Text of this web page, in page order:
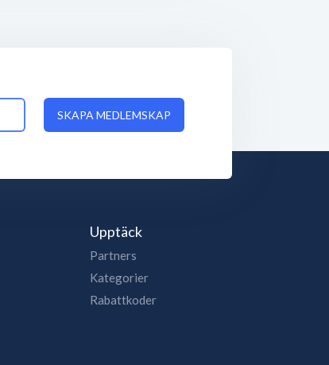
SKAPA MEDLEMSKAP
Upptäck
Partners
Kategorier
Rabattkoder